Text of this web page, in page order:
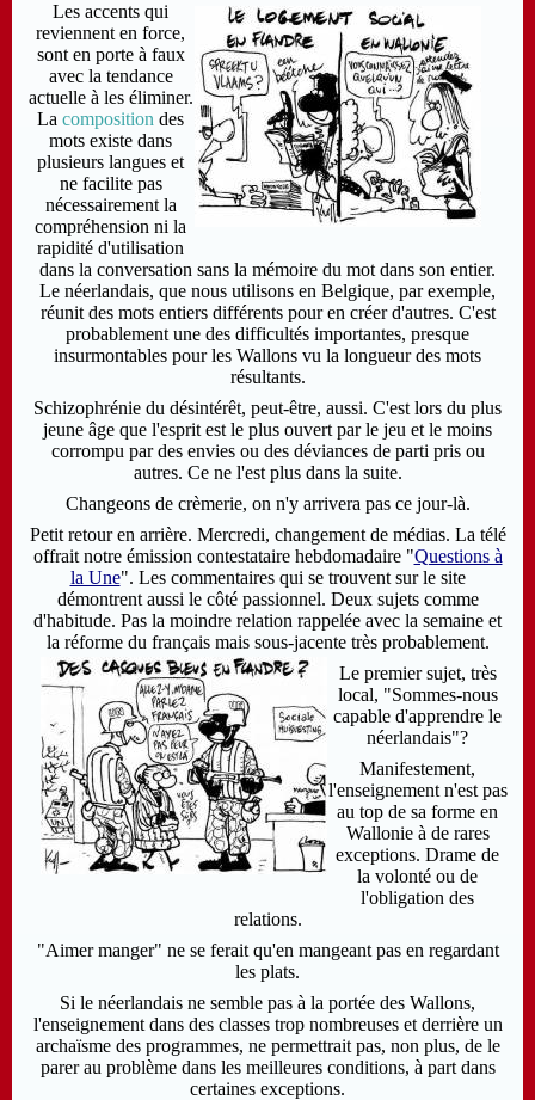
Les accents qui
reviennent en force,
sont en porte à faux
avec la tendance
actuelle à les éliminer.
Lacomposition des
mots existe dans
plusieurs langues et
ne facilite pas
nécessairement la
compréhension ni la
rapidité d'utilisation
dans la conversation sans la mémoire du mot dans son entier.
Le néerlandais, que nous utilisons en Belgique, par exemple,
réunit des mots entiers différents pour en créer d'autres. C'est
probablement une des difficultés importantes, presque
insurmontables pour les Wallons vu la longueur des mots
résultants.
Schizophrénie du désintérêt, peut-être, aussi. C'est lors du plus
jeune âge que l'esprit est le plus ouvert par le jeu et le moins
corrompu par des envies ou des déviances de parti pris ou
autres. Ce ne l'est plus dans la suite.
Changeons de crèmerie, on n'y arrivera pas ce jour-là.
Petit retour en arrière. Mercredi, changement de médias. La télé
offrait notre émission contestataire hebdomadaire "Questions à
la Une". Les commentaires qui se trouvent sur le site
démontrent aussi le côté passionnel. Deux sujets comme
d'habitude. Pas la moindre relation rappelée avec la semaine et
la réforme du français mais sous-jacente très probablement.
Le premier sujet, très
local, "Sommes-nous
capable d'apprendre le
néerlandais"?
Manifestement,
l'enseignement n'est pas
au top de sa forme en
Wallonie à de rares
exceptions. Drame de
la volonté ou de
l'obligation des
relations.
"Aimer manger" ne se ferait qu'en mangeant pas en regardant
les plats.
Si le néerlandais ne semble pas à la portée des Wallons,
l'enseignement dans des classes trop nombreuses et derrière un
archaïsme des programmes, ne permettrait pas, non plus, de le
parer au problème dans les meilleures conditions, à part dans
certaines exceptions.